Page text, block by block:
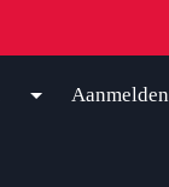
Aanmelden